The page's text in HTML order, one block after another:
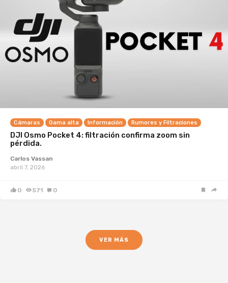
Cámaras Gama alta Información Rumores y Filtraciones
DJI Osmo Pocket 4: filtración confirma zoom sin
pérdida.
Carlos Vassan
abril 7, 2026
0 571 0
VER MÁS